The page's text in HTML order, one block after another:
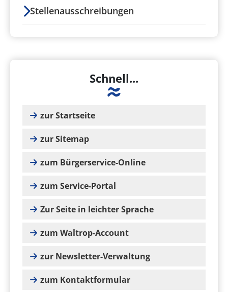
Stellenausschreibungen
Schnell...
zur Startseite
zur Sitemap
zum Bürgerservice-Online
zum Service-Portal
Zur Seite in leichter Sprache
zum Waltrop-Account
zur Newsletter-Verwaltung
zum Kontaktformular